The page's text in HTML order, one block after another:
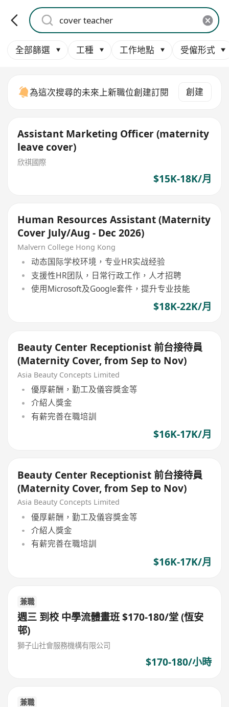
全部篩選 工種 工作地點 受僱形式
為這次搜尋的未來上新職位創建訂閱 創建
Assistant Marketing Officer (maternity
leave cover)
欣祺國際
$15K-18K/月
Human Resources Assistant (Maternity
Cover July/Aug - Dec 2026)
Malvern College Hong Kong
动态国际学校环境，专业HR实战经验
支援性HR团队，日常行政工作，人才招聘
使用Microsoft及Google套件，提升专业技能
$18K-22K/月
Beauty Center Receptionist 前台接待員
(Maternity Cover, from Sep to Nov)
Asia Beauty Concepts Limited
優厚薪酬，勤工及儀容獎金等
介紹人獎金
有薪完善在職培訓
$16K-17K/月
Beauty Center Receptionist 前台接待員
(Maternity Cover, from Sep to Nov)
Asia Beauty Concepts Limited
優厚薪酬，勤工及儀容獎金等
介紹人獎金
有薪完善在職培訓
$16K-17K/月
兼職
週三 到校 中學流體畫班 $170-180/堂 (恆安
邨)
獅子山社會服務機構有限公司
$170-180/小時
兼職